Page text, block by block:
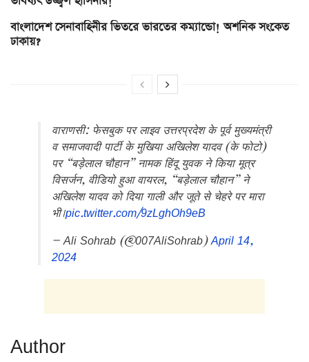
বাংলাদেশ সেনাবাহিনীর ভিতরে ভারতের কম্যান্ডো! অশনিক সংকেত
ঢাকায়?
वाराणसी: फेसबुक पर लाइव उत्तरप्रदेश के पूर्व मुख्यमंत्री
व समाजवादी पार्टी के मुखिया अखिलेश यादव (के फोटो)
पर “बड़ेलाल चौहान” नामक हिंदू युवक ने किया मूत्र
विसर्जन, वीडियो हुआ वायरल, “बड़ेलाल चौहान” ने
अखिलेश यादव को दिया गाली और जूते से चेहरे पर मारा
भी।pic.twitter.com/9zLghOh9eB
— Ali Sohrab (@007AliSohrab)April 14,
2024
Author